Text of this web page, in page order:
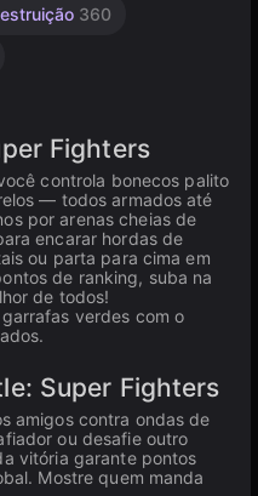
360
Fighters
controla bonecos palito
— todos armados até
por arenas cheias de
encarar hordas de
ou parta para cima em
de ranking, suba na
de todos!
verdes com o
Super Fighters
amigos contra ondas de
ou desafie outro
vitória garante pontos
Mostre quem manda